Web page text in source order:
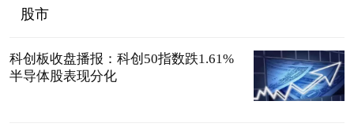
股市
科创板收盘播报：科创50指数跌1.61%
半导体股表现分化